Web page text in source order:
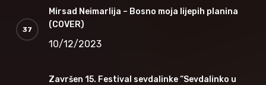
Mirsad Neimarlija – Bosno moja lijepih planina
(COVER)
10/12/2023
Završen 15. Festival sevdalinke “Sevdalinko u